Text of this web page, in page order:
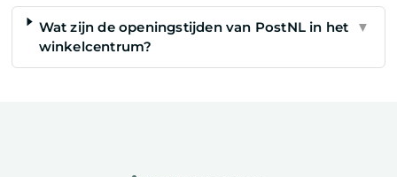
Wat zijn de openingstijden van PostNL in het
winkelcentrum?
▼